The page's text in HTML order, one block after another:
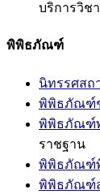
บริการวิช
พิพิธภัณฑ์
นิทรรศสถ
พิพิธภัณฑ์
พิพิธภัณฑ์
ราชฐาน
พิพิธภัณฑ์
พิพิธภัณฑ์